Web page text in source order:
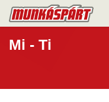
Mi - Ti